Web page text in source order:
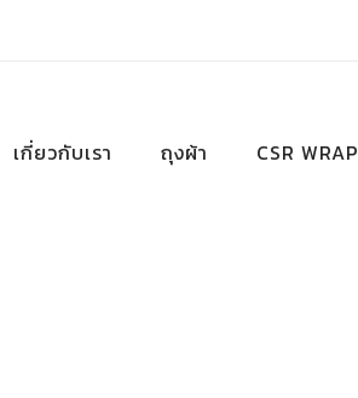
เกี่ยวกับเรา ถุงผ้า CSR WRAP